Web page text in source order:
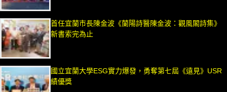
首任宜蘭市長陳金波《蘭陽詩醫陳金波：觀風閣詩集》
新書索完為止
國立宜蘭大學ESG實力爆發，勇奪第七屆《遠見》USR
績優獎